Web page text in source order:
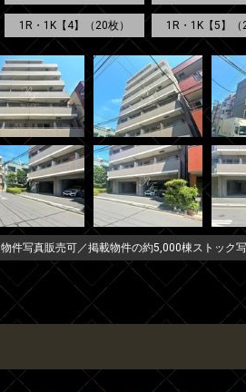
1R・1K【4】（20枚） 1R・1K【5】（
物件写真販売可／掲載物件の約5,000棟ストック